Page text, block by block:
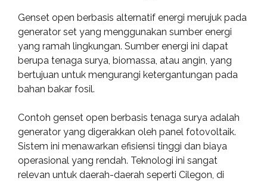
Genset open berbasis alternatif energi merujuk pada
generator set yang menggunakan sumber energi
yang ramah lingkungan. Sumber energi ini dapat
berupa tenaga surya, biomassa, atau angin, yang
bertujuan untuk mengurangi ketergantungan pada
bahan bakar fosil.
Contoh genset open berbasis tenaga surya adalah
generator yang digerakkan oleh panel fotovoltaik.
Sistem ini menawarkan efisiensi tinggi dan biaya
operasional yang rendah. Teknologi ini sangat
relevan untuk daerah-daerah seperti Cilegon, di